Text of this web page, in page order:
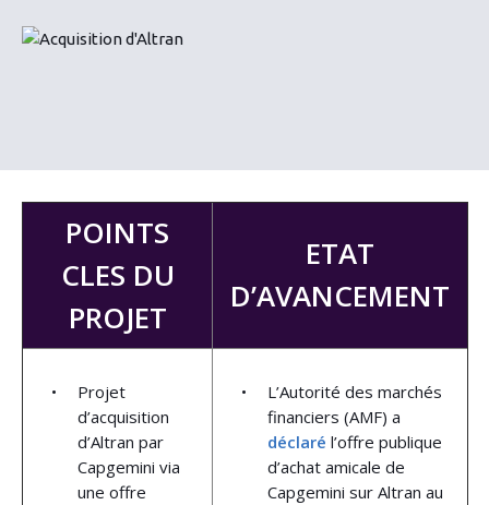
POINTS
CLES DU
PROJET
ETAT
D’AVANCEMENT
Projet
d’acquisition
d’Altran par
Capgemini via
une offre
L’Autorité des marchés
financiers (AMF) a
déclaré l’offre publique
d’achat amicale de
Capgemini sur Altran au